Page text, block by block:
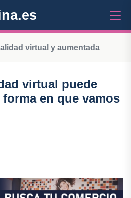
virtual y aumentada
virtual puede
en que vamos